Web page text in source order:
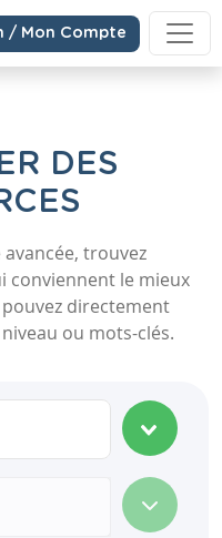
/ Mon Compte
DES
trouvez
conviennent le mieux
directement
ou mots-clés.